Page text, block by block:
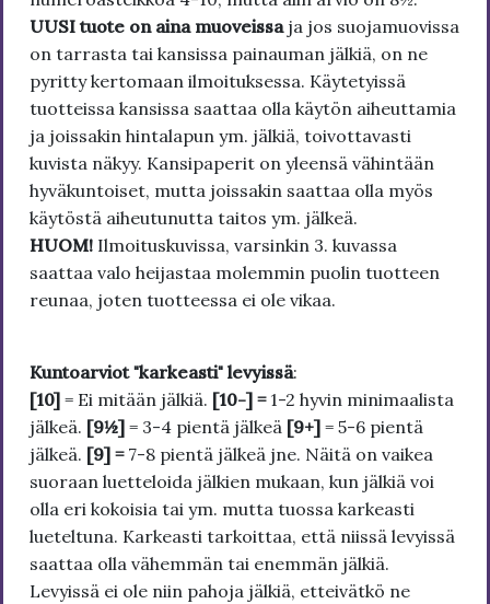
UUSI tuote on aina muoveissa ja jos suojamuovissa
on tarrasta tai kansissa painauman jälkiä, on ne
pyritty kertomaan ilmoituksessa. Käytetyissä
tuotteissa kansissa saattaa olla käytön aiheuttamia
ja joissakin hintalapun ym. jälkiä, toivottavasti
kuvista näkyy. Kansipaperit on yleensä vähintään
hyväkuntoiset, mutta joissakin saattaa olla myös
käytöstä aiheutunutta taitos ym. jälkeä.
HUOM! Ilmoituskuvissa, varsinkin 3. kuvassa
saattaa valo heijastaa molemmin puolin tuotteen
reunaa, joten tuotteessa ei ole vikaa.
Kuntoarviot "karkeasti" levyissä:
[10] = Ei mitään jälkiä. [10-] = 1-2 hyvin minimaalista
jälkeä. [9½] = 3-4 pientä jälkeä [9+] = 5-6 pientä
jälkeä. [9] = 7-8 pientä jälkeä jne. Näitä on vaikea
suoraan luetteloida jälkien mukaan, kun jälkiä voi
olla eri kokoisia tai ym. mutta tuossa karkeasti
lueteltuna. Karkeasti tarkoittaa, että niissä levyissä
saattaa olla vähemmän tai enemmän jälkiä.
Levyissä ei ole niin pahoja jälkiä, etteivätkö ne